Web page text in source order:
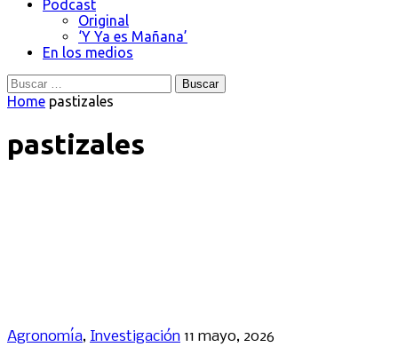
Podcast
Original
‘Y Ya es Mañana’
En los medios
Buscar:
Home pastizales
pastizales
Agronomía, Investigación 11 mayo, 2026